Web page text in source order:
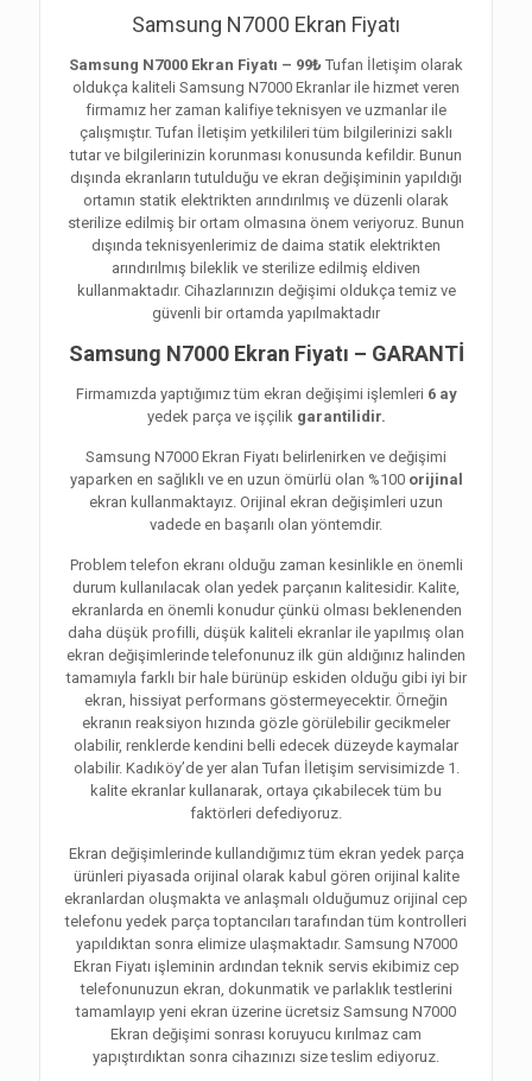
Samsung N7000 Ekran Fiyatı
Samsung N7000 Ekran Fiyatı – 99₺ Tufan İletişim olarak
oldukça kaliteli Samsung N7000 Ekranlar ile hizmet veren
firmamız her zaman kalifiye teknisyen ve uzmanlar ile
çalışmıştır. Tufan İletişim yetkilileri tüm bilgilerinizi saklı
tutar ve bilgilerinizin korunması konusunda kefildir. Bunun
dışında ekranların tutulduğu ve ekran değişiminin yapıldığı
ortamın statik elektrikten arındırılmış ve düzenli olarak
sterilize edilmiş bir ortam olmasına önem veriyoruz. Bunun
dışında teknisyenlerimiz de daima statik elektrikten
arındırılmış bileklik ve sterilize edilmiş eldiven
kullanmaktadır. Cihazlarınızın değişimi oldukça temiz ve
güvenli bir ortamda yapılmaktadır
Samsung N7000 Ekran Fiyatı – GARANTİ
Firmamızda yaptığımız tüm ekran değişimi işlemleri 6 ay
yedek parça ve işçilik garantilidir.
Samsung N7000 Ekran Fiyatı belirlenirken ve değişimi
yaparken en sağlıklı ve en uzun ömürlü olan %100 orijinal
ekran kullanmaktayız. Orijinal ekran değişimleri uzun
vadede en başarılı olan yöntemdir.
Problem telefon ekranı olduğu zaman kesinlikle en önemli
durum kullanılacak olan yedek parçanın kalitesidir. Kalite,
ekranlarda en önemli konudur çünkü olması beklenenden
daha düşük profilli, düşük kaliteli ekranlar ile yapılmış olan
ekran değişimlerinde telefonunuz ilk gün aldığınız halinden
tamamıyla farklı bir hale bürünüp eskiden olduğu gibi iyi bir
ekran, hissiyat performans göstermeyecektir. Örneğin
ekranın reaksiyon hızında gözle görülebilir gecikmeler
olabilir, renklerde kendini belli edecek düzeyde kaymalar
olabilir. Kadıköy’de yer alan Tufan İletişim servisimizde 1.
kalite ekranlar kullanarak, ortaya çıkabilecek tüm bu
faktörleri defediyoruz.
Ekran değişimlerinde kullandığımız tüm ekran yedek parça
ürünleri piyasada orijinal olarak kabul gören orijinal kalite
ekranlardan oluşmakta ve anlaşmalı olduğumuz orijinal cep
telefonu yedek parça toptancıları tarafından tüm kontrolleri
yapıldıktan sonra elimize ulaşmaktadır. Samsung N7000
Ekran Fiyatı işleminin ardından teknik servis ekibimiz cep
telefonunuzun ekran, dokunmatik ve parlaklık testlerini
tamamlayıp yeni ekran üzerine ücretsiz Samsung N7000
Ekran değişimi sonrası koruyucu kırılmaz cam
yapıştırdıktan sonra cihazınızı size teslim ediyoruz.